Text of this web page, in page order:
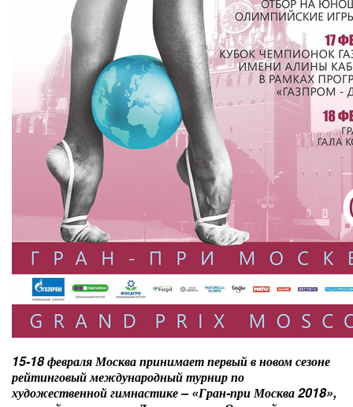
15-18 февраля Москва принимает первый в новом сезоне
рейтинговый международный турнир по
художественной гимнастике – «Гран-при Москва 2018»,